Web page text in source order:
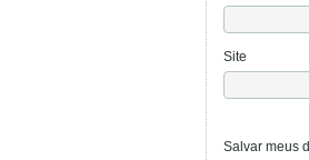
Site
Salvar meus